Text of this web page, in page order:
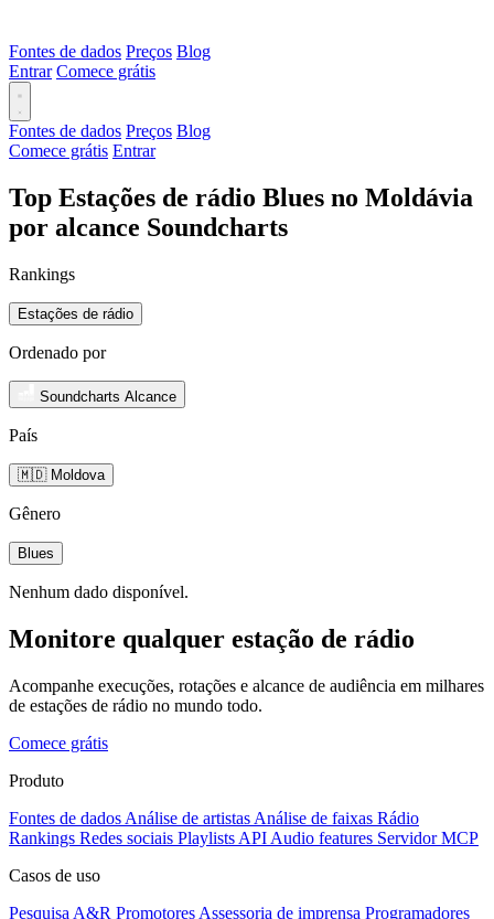
Fontes de dados Preços Blog
Entrar Comece grátis
Fontes de dados Preços Blog
Comece grátis Entrar
Top Estações de rádio Blues no Moldávia
por alcance Soundcharts
Rankings
Estações de rádio
Ordenado por
Soundcharts Alcance
País
🇲🇩 Moldova
Gênero
Blues
Nenhum dado disponível.
Monitore qualquer estação de rádio
Acompanhe execuções, rotações e alcance de audiência em milhares
de estações de rádio no mundo todo.
Comece grátis
Produto
Fontes de dados Análise de artistas Análise de faixas Rádio
Rankings Redes sociais Playlists API Audio features Servidor MCP
Casos de uso
Pesquisa A&R Promotores Assessoria de imprensa Programadores